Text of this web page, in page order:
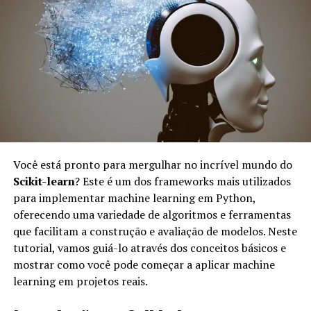
software e ciência de dados para otimizar o
desenvolvimento e a operação de modelos de IA. A ideia
central do MLOps é integrar as equipes de
desenvolvimento (Dev) e operações (Ops), melhorando a
colaboração e a eficiência. Aqui estão algumas razões
pelas quais o MLOps é importante:
O MLOps permite automação de
processos, minimizando erros manuais e
Reprodutibilidade:Com boas práticas de MLOps,
é mais fácil reproduzir resultados, garantidos
através de versionamento de modelos e dados.
Escalabilidade:Permite que projetos de IA
cresçam de forma eficiente, lidando com mais
dados e aumentando a complexidade dos modelos
sem perder desempenho.
Você está pronto para mergulhar no incrível mundo do
Scikit-learn? Este é um dos frameworks mais utilizados
para implementar machine learning em Python,
oferecendo uma variedade de algoritmos e ferramentas
que facilitam a construção e avaliação de modelos. Neste
tutorial, vamos guiá-lo através dos conceitos básicos e
mostrar como você pode começar a aplicar machine
learning em projetos reais.